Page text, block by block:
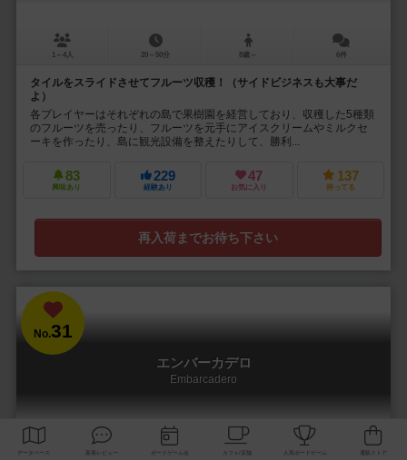
1～4人 20～50分 8歳～ 6件
タイルをスライドさせてフルーツ収穫！（サイドビジネスも大事だ
よ）
各プレイヤーはそれぞれの島で果樹園を経営しており、収穫した5種類
のフルーツを売ったり、フルーツを元手にアイスクリームやミルクセ
ーキを作ったり、島に観光設備を整えたりして、勝利...
83
興味あり
229
経験あり
47
お気に入り
137
持ってる
再入荷までお待ち下さい
No.31
エンバーカデロ
Embarcadero